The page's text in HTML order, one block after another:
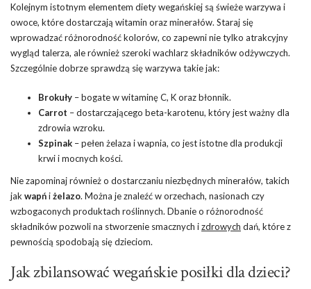
Kolejnym istotnym elementem diety wegańskiej są świeże warzywa i
owoce, które dostarczają witamin oraz minerałów. Staraj się
wprowadzać różnorodność kolorów, co zapewni nie tylko atrakcyjny
wygląd talerza, ale również szeroki wachlarz składników odżywczych.
Szczególnie dobrze sprawdzą się warzywa takie jak:
Brokuły – bogate w witaminę C, K oraz błonnik.
Carrot – dostarczającego beta-karotenu, który jest ważny dla
zdrowia wzroku.
Szpinak – pełen żelaza i wapnia, co jest istotne dla produkcji
krwi i mocnych kości.
Nie zapominaj również o dostarczaniu niezbędnych minerałów, takich
jak wapńiżelazo. Można je znaleźć w orzechach, nasionach czy
wzbogaconych produktach roślinnych. Dbanie o różnorodność
składników pozwoli na stworzenie smacznych izdrowych dań, które z
pewnością spodobają się dzieciom.
Jak zbilansować wegańskie posiłki dla dzieci?